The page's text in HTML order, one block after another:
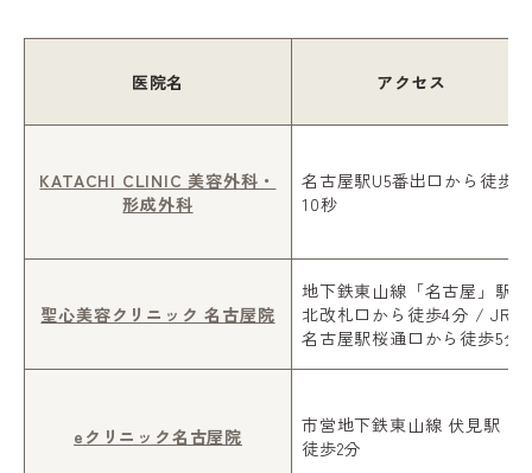
医院名 アクセス
KATACHI CLINIC 美容外科・
形成外科
名古屋駅U5番出口から徒歩
10秒
聖心美容クリニック 名古屋院
地下鉄東山線「名古屋」駅
北改札口から徒歩4分 / JR
名古屋駅桜通口から徒歩5分
eクリニック名古屋院
市営地下鉄東山線 伏見駅
徒歩2分